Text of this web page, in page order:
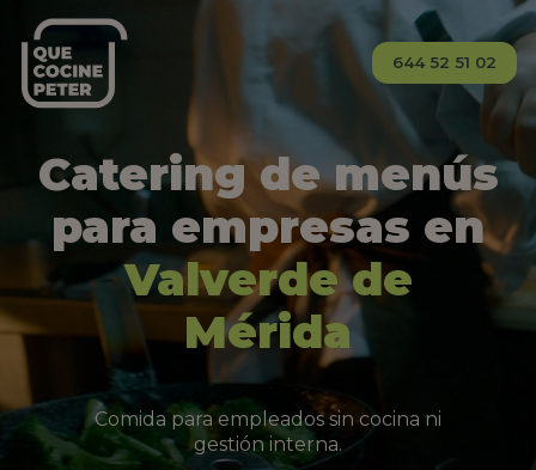
644 52 51 02
Catering de menús
para empresas en
Valverde de
Mérida
Comida para empleados sin cocina ni
gestión interna.